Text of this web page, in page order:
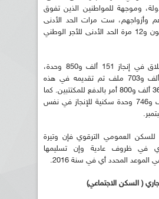
وموجهة للمواطنين الذين تفوق
وأزواجهم، ست مرات الحد الأدنى
للأجر الوطني المضمون و12 مرة الحد الأدنى للأجر الوطني
و من المنتظر الانطلاق في إنجاز 151 ألف و850 وحدة،
مشيرة إلى أن 41 ألف و703 ملف تم تقديمه في هذه
الصيغة، وتم إرسال 36 ألف و800 أمر بالدفع للمكتتبين. كما
أنه تم إطلاق 30 ألف و746 وحدة سكنية للإنجاز في نفس
للسكن العمومي الترقوي فإن وتيرة
في ظروف عادية وإن تسليمها
المحدد أي في سنة 2016.
( السكن الاجتماعي)